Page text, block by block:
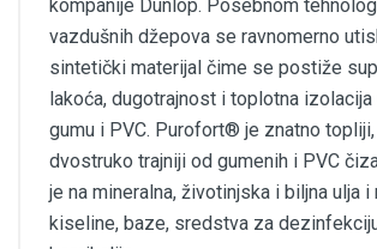
kompanije Dunlop. Posebnom
vazdušnih džepova se ravnomerno
sintetički materijal čime se postiže
lakoća, dugotrajnost i toplotna izolacija
gumu i PVC. Purofort® je znatno
dvostruko trajniji od gumenih i PVC
je na mineralna, životinjska i biljna ulja i
kiseline, baze, sredstva za